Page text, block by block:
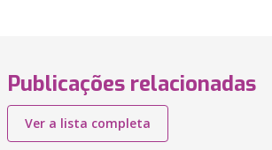
Publicações relacionadas
Ver a lista completa